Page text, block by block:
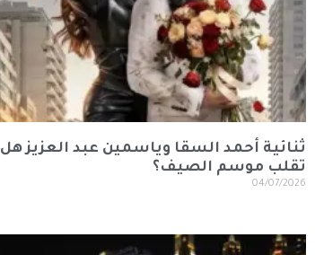
ثنائية أحمد السقا وياسمين عبد العزيز هل
تقلب موسم الصيف؟
04/07/2026